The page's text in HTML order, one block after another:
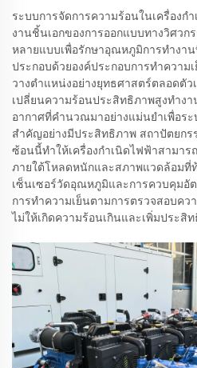
ระบบการจัดการความร้อนในเครื่องก
งานชิ้นเอกของการออกแบบทางวิศวก
หลายแบบเพื่อรักษาอุณหภูมิการทำงา
ประกอบด้วยองค์ประกอบการทำความ
วางตำแหน่งอย่างยุทธศาสตร์ตลอดตัว
เปลี่ยนความร้อนประสิทธิภาพสูงทำง
อากาศที่คำนวณมาอย่างแม่นยำเพื่อร
สำคัญอย่างมีประสิทธิภาพ สถาปัตยก
ซ้อนนี้ทำให้เครื่องกำเนิดไฟฟ้าสามา
ภายใต้โหลดหนักและสภาพแวดล้อมที่
เซ็นเซอร์วัดอุณหภูมิและการควบคุมอั
การทำความเย็นตามการตรวจสอบคว
ไม่ให้เกิดความร้อนเกินและเพิ่มประสิ